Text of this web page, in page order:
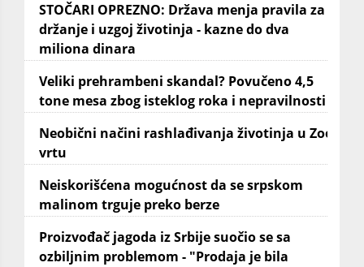
STOČARI OPREZNO: Država menja pravila za
držanje i uzgoj životinja - kazne do dva
miliona dinara
Veliki prehrambeni skandal? Povučeno 4,5
tone mesa zbog isteklog roka i nepravilnosti
Neobični načini rashlađivanja životinja u Zoo
vrtu
Neiskorišćena mogućnost da se srpskom
malinom trguje preko berze
Proizvođač jagoda iz Srbije suočio se sa
ozbiljnim problemom - "Prodaja je bila